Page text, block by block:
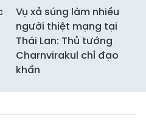
Vụ xả súng làm nhiều
người thiệt mạng tại
Thái Lan: Thủ tướng
Charnvirakul chỉ đạo
khẩn